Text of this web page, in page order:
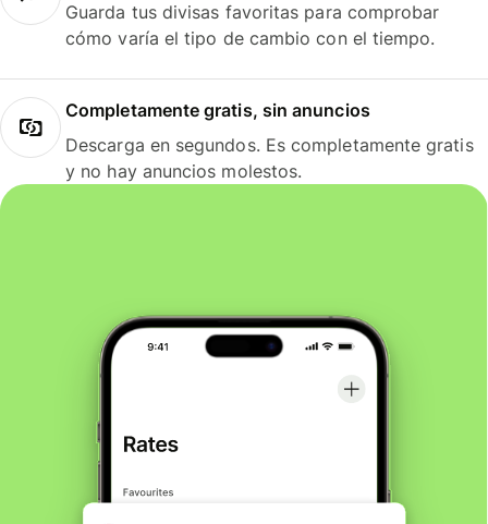
Guarda tus divisas favoritas para comprobar
cómo varía el tipo de cambio con el tiempo.
Completamente gratis, sin anuncios
Descarga en segundos. Es completamente gratis
y no hay anuncios molestos.